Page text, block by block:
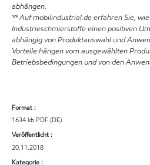
abhängen.
** Auf mobilindustrial.de erfahren Sie,
Industrieschmierstoffe einen positiven
abhängig von Produktauswahl und
Vorteile hängen vom ausgewählten
Betriebsbedingungen und von den
Format :
1634 kb PDF (DE)
Veröffentlicht :
20.11.2018
Kategorie :